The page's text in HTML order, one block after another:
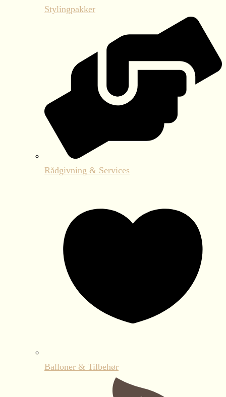
Stylingpakker
Rådgivning & Services
Balloner & Tilbehør